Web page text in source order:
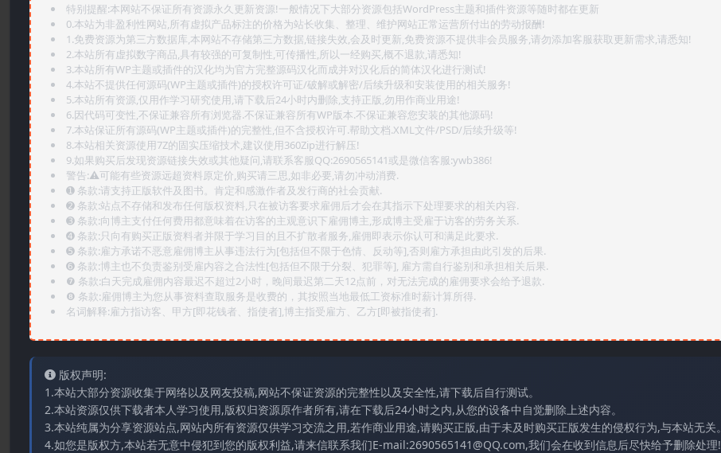
特别提醒:本网站不保证所有资源永久更新资源!一般情况下大部分资源包括WordPress主题和插件资源等随时都在更新
0.本站为非盈利性网站,所有虚拟产品标注的价格为站长收集、整理、维护网站正常运营所付出的劳动报酬!
1.免费资源为第三方数据库,本网站不存储第三方数据,链接失效,会及时更新,免费资源不提供非会员服务,请勿添加客服获取更新需求,请悉知!
2.本站所有虚拟数字商品,具有较强的可复制性,可传播性,所以一经购买,概不退款,请悉知!
3.本站所有WP主题或插件的汉化均为官方完整源码汉化而成并对汉化后的简体汉化进行测试!
4.本站不提供任何源码(WP主题或插件)的授权许可证/破解或解密/后续升级和安装使用的相关服务!
5.本站所有资源,仅用作学习研究使用,请下载后24小时内删除,支持正版,勿用作商业用途!
6.因代码可变性,不保证兼容所有浏览器.不保证兼容所有WP版本.不保证兼容您安装的其他源码!
7.本站保证所有源码(WP主题或插件)的完整性,但不含授权许可.帮助文档.XML文件/PSD/后续升级等!
8.本站相关资源使用7Z的固实压缩技术,建议使用360Zip进行解压!
9.如果购买后发现资源链接失效或其他疑问,请联系客服QQ:2690565141或是微信客服:ywb386!
警告:⚠️可能有些资源远超资料原定价,购买请三思,如非必要,请勿冲动消费.
➊️ 条款:请支持正版软件及图书。肯定和感激作者及发行商的社会贡献.
➋️ 条款:站点不存储和发布任何版权资料,只在被访客要求雇佣后才会在其指示下处理要求的相关内容.
➌️ 条款:向博主支付任何费用都意味着在访客的主观意识下雇佣博主,形成博主受雇于访客的劳务关系.
➍️ 条款:只向有购买正版资料者并限于学习目的且不扩散者服务,雇佣即表示你认可和满足此要求.
➎ 条款:雇方承诺不恶意雇佣博主从事违法行为[包括但不限于色情、反动等],否则雇方承担由此引发的后果.
➏️ 条款:博主也不负责鉴别受雇内容之合法性[包括但不限于分裂、犯罪等], 雇方需自行鉴别和承担相关后果.
❼ 条款:白天完成雇佣内容最迟不超过2小时，晚间最迟第二天12点前，对无法完成的雇佣要求会给予退款.
❽ 条款:雇佣博主为您从事资料查取服务是收费的，其按照当地最低工资标准时薪计算所得.
名词解释:雇方指访客、甲方[即花钱者、指使者],博主指受雇方、乙方[即被指使者].
版权声明:
1.本站大部分资源收集于网络以及网友投稿,网站不保证资源的完整性以及安全性,请下载后自行测试。
2.本站资源仅供下载者本人学习使用,版权归资源原作者所有,请在下载后24小时之内,从您的设备中自觉删除上述内容。
3.本站纯属为分享资源站点,网站内所有资源仅供学习交流之用,若作商业用途,请购买正版,由于未及时购买正版发生的侵权行为,与本站无关。
4.如您是版权方,本站若无意中侵犯到您的版权利益,请来信联系我们E-mail:2690565141@QQ.com,我们会在收到信息后尽快给予删除处理!